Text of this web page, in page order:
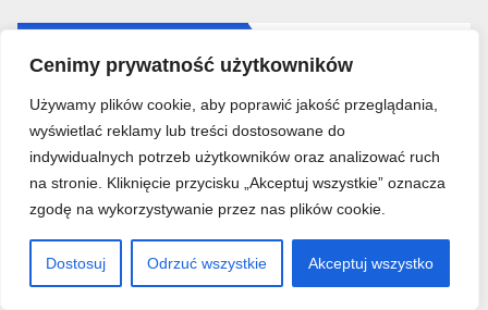
Cenimy prywatność użytkowników
Używamy plików cookie, aby poprawić jakość przeglądania,
wyświetlać reklamy lub treści dostosowane do
indywidualnych potrzeb użytkowników oraz analizować ruch
na stronie. Kliknięcie przycisku „Akceptuj wszystkie” oznacza
zgodę na wykorzystywanie przez nas plików cookie.
Dostosuj Odrzuć wszystkie Akceptuj wszystko
Kalkulator farby do malowania
Kalkulator płytek ceramicznych
Działy